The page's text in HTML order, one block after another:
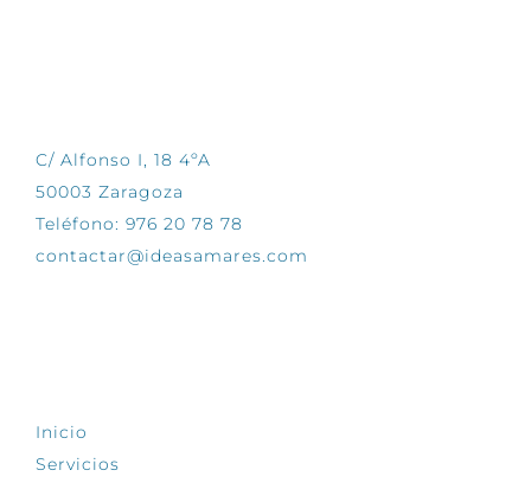
C/ Alfonso I, 18 4ºA
50003 Zaragoza
Teléfono: 976 20 78 78
contactar@ideasamares.com
Inicio
Servicios